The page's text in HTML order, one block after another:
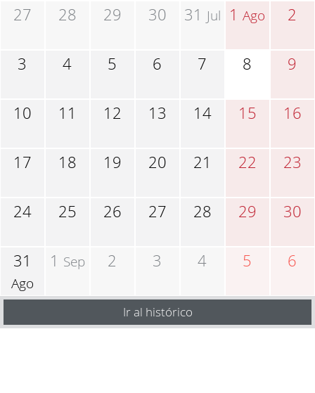
27 28 29 30 31 Jul 1Ago 2
3 4 5 6 7 8 9
10 11 12 13 14 15 16
17 18 19 20 21 22 23
24 25 26 27 28 29 30
31
Ago
1 Sep 2 3 4 5 6
Ir al histórico